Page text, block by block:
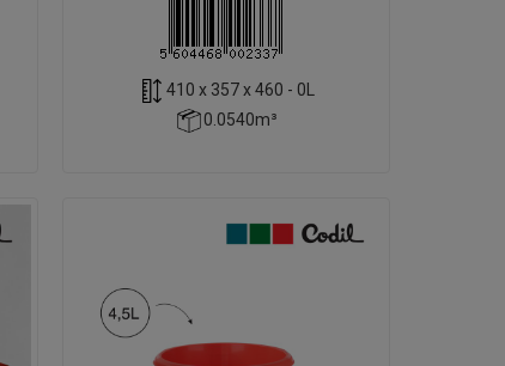
410 x 357 x 460 - 0L
0.0540m³